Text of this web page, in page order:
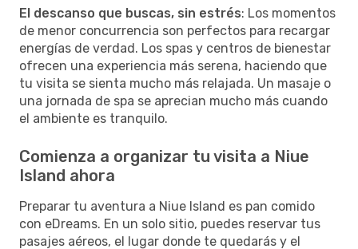
El descanso que buscas, sin estrés: Los momentos
de menor concurrencia son perfectos para recargar
energías de verdad. Los spas y centros de bienestar
ofrecen una experiencia más serena, haciendo que
tu visita se sienta mucho más relajada. Un masaje o
una jornada de spa se aprecian mucho más cuando
el ambiente es tranquilo.
Comienza a organizar tu visita a Niue
Island ahora
Preparar tu aventura a Niue Island es pan comido
con eDreams. En un solo sitio, puedes reservar tus
pasajes aéreos, el lugar donde te quedarás y el